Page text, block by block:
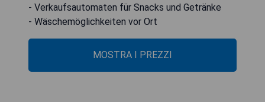
- Verkaufsautomaten für Snacks und Getränke
- Wäschemöglichkeiten vor Ort
MOSTRA I PREZZI